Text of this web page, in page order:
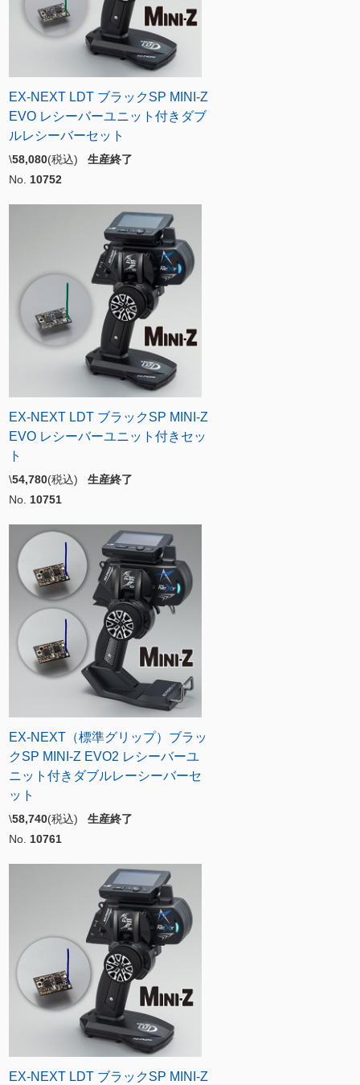
EX-NEXT LDT ブラックSP MINI-Z
EVO レシーバーユニット付きダブ
ルレシーバーセット
\58,080(税込) 生産終了
No. 10752
EX-NEXT LDT ブラックSP MINI-Z
EVO レシーバーユニット付きセッ
ト
\54,780(税込) 生産終了
No. 10751
EX-NEXT（標準グリップ）ブラッ
クSP MINI-Z EVO2 レシーバーユ
ニット付きダブルレーシーバーセ
ット
\58,740(税込) 生産終了
No. 10761
EX-NEXT LDT ブラックSP MINI-Z